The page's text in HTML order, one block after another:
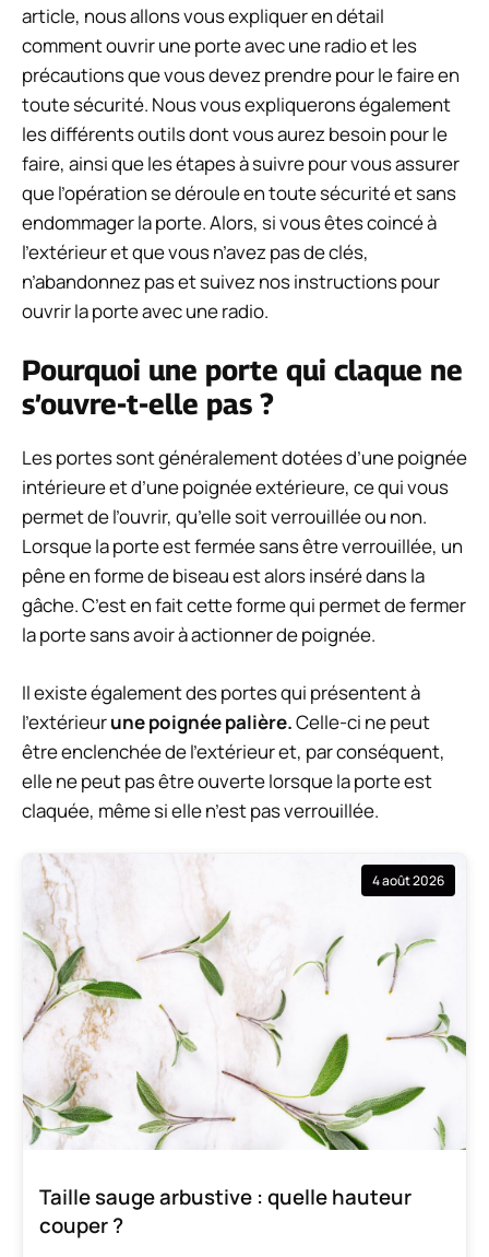
article, nous allons vous expliquer en détail
comment ouvrir une porte avec une radio et les
précautions que vous devez prendre pour le faire en
toute sécurité. Nous vous expliquerons également
les différents outils dont vous aurez besoin pour le
faire, ainsi que les étapes à suivre pour vous assurer
que l’opération se déroule en toute sécurité et sans
endommager la porte. Alors, si vous êtes coincé à
l’extérieur et que vous n’avez pas de clés,
n’abandonnez pas et suivez nos instructions pour
ouvrir la porte avec une radio.
Pourquoi une porte qui claque ne
s’ouvre-t-elle pas ?
Les portes sont généralement dotées d’une poignée
intérieure et d’une poignée extérieure, ce qui vous
permet de l’ouvrir, qu’elle soit verrouillée ou non.
Lorsque la porte est fermée sans être verrouillée, un
pêne en forme de biseau est alors inséré dans la
gâche. C’est en fait cette forme qui permet de fermer
la porte sans avoir à actionner de poignée.
Il existe également des portes qui présentent à
l’extérieurune poignée palière.Celle-ci ne peut
être enclenchée de l’extérieur et, par conséquent,
elle ne peut pas être ouverte lorsque la porte est
claquée, même si elle n’est pas verrouillée.
4 août 2026
Taille sauge arbustive : quelle hauteur
couper ?